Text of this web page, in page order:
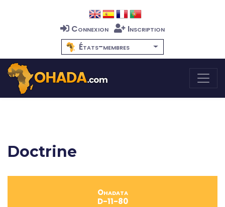
Connexion
Inscription
États-membres
Doctrine
Ohadata
D-11-80